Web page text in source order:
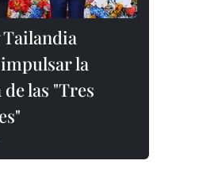
Tailandia
la
las "Tres